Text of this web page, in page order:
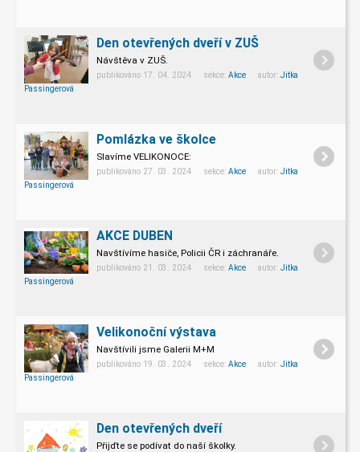
Den otevřených dveří v ZUŠ
Návštěva v ZUŠ.
publikováno 17. 04. 2024 sekce: Akce autor: Jitka
Passingerová
Pomlázka ve školce
Slavíme VELIKONOCE:
publikováno 27. 03. 2024 sekce: Akce autor: Jitka
Passingerová
AKCE DUBEN
Navštívíme hasiče, Policii ČR i záchranáře.
publikováno 21. 03. 2024 sekce: Akce autor: Jitka
Passingerová
Velikonoční výstava
Navštívili jsme Galerii M+M
publikováno 19. 03. 2024 sekce: Akce autor: Jitka
Passingerová
Den otevřených dveří
Přijďte se podívat do naší školky.